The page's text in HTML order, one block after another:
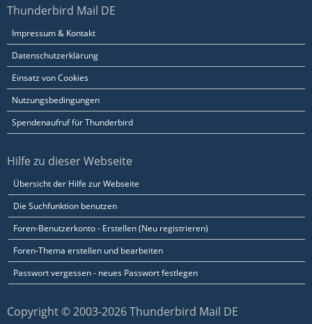
Thunderbird Mail DE
Impressum & Kontakt
Datenschutzerklärung
Einsatz von Cookies
Nutzungsbedingungen
Spendenaufruf für Thunderbird
Hilfe zu dieser Webseite
Übersicht der Hilfe zur Webseite
Die Suchfunktion benutzen
Foren-Benutzerkonto - Erstellen (Neu registrieren)
Foren-Thema erstellen und bearbeiten
Passwort vergessen - neues Passwort festlegen
Copyright © 2003-2026 Thunderbird Mail DE